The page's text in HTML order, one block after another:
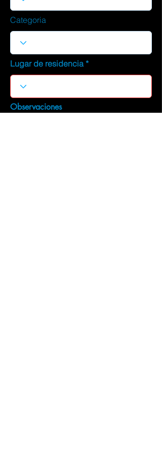
Categoria
Lugar de residencia
Observaciones